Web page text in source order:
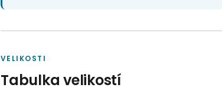
VELIKOSTI
Tabulka velikostí